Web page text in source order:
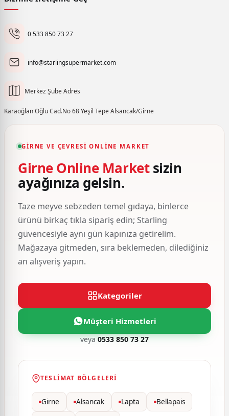
0 533 850 73 27
info@starlingsupermarket.com
Merkez Şube Adres
Karaoğlan Oğlu Cad.No 68 Yeşil Tepe Alsancak/Girne
GIRNE VE ÇEVRESI ONLINE MARKET
Girne Online Marketsizin
ayağınıza gelsin.
Taze meyve sebzeden temel gıdaya, binlerce
ürünü birkaç tıkla sipariş edin; Starling
güvencesiyle aynı gün kapınıza getirelim.
Mağazaya gitmeden, sıra beklemeden, dilediğiniz
an alışveriş yapın.
Kategoriler
Müşteri Hizmetleri
veya0533 850 73 27
TESLIMAT BÖLGELERI
Girne Alsancak Lapta Bellapais